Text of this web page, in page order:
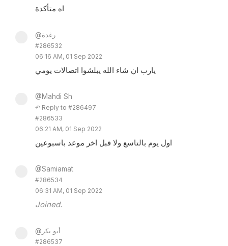
اه متأكدة
@رغدة
#286532
06:16 AM, 01 Sep 2022
يارب ان شاء الله يبلشوا اتصالات يومي
@Mahdi Sh
↶ Reply to #286497
#286533
06:21 AM, 01 Sep 2022
اول يوم بالتاسع ولا قبل اخر موعد باسبوعين
@Samiamat
#286534
06:31 AM, 01 Sep 2022
Joined.
@أبو بكر
#286537